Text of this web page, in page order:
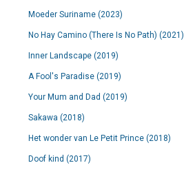
Moeder Suriname (2023)
No Hay Camino (There Is No Path) (2021)
Inner Landscape (2019)
A Fool's Paradise (2019)
Your Mum and Dad (2019)
Sakawa (2018)
Het wonder van Le Petit Prince (2018)
Doof kind (2017)